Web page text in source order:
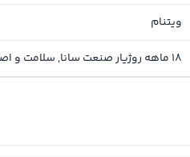
ویتنام
18 ماهه روژیار صنعت سانا, سلامت و اصالت